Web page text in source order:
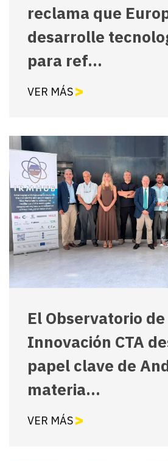
reclama que
desarrolle
para ref...
VER MÁS
El Observatorio de
Innovación CTA
papel clave de
materia...
VER MÁS